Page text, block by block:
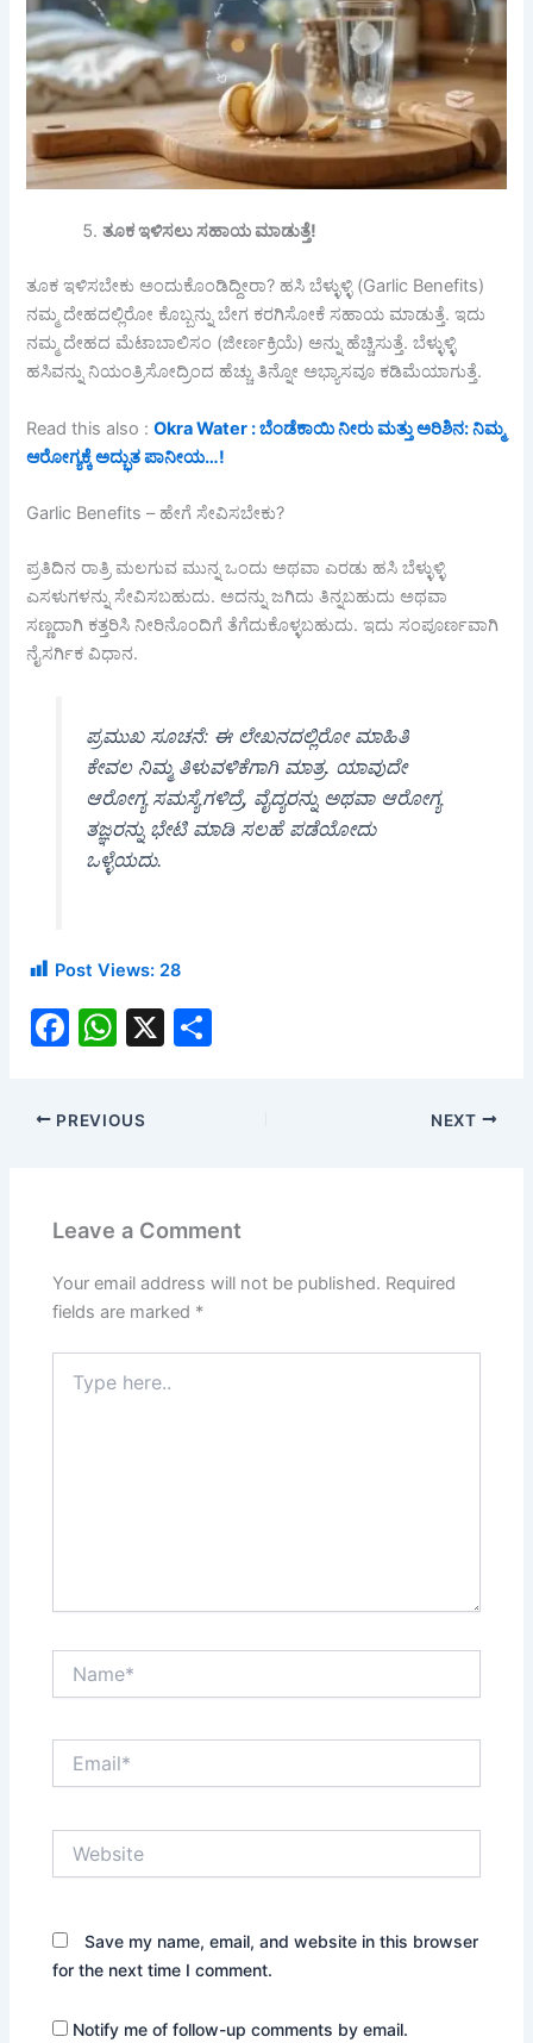
ತೂಕ ಇಳಿಸಲು ಸಹಾಯ ಮಾಡುತ್ತೆ!
ತೂಕ ಇಳಿಸಬೇಕು ಅಂದುಕೊಂಡಿದ್ದೀರಾ? ಹಸಿ ಬೆಳ್ಳುಳ್ಳಿ (Garlic Benefits)
ನಮ್ಮ ದೇಹದಲ್ಲಿರೋ ಕೊಬ್ಬನ್ನು ಬೇಗ ಕರಗಿಸೋಕೆ ಸಹಾಯ ಮಾಡುತ್ತೆ. ಇದು
ನಮ್ಮ ದೇಹದ ಮೆಟಾಬಾಲಿಸಂ (ಜೀರ್ಣಕ್ರಿಯೆ) ಅನ್ನು ಹೆಚ್ಚಿಸುತ್ತೆ. ಬೆಳ್ಳುಳ್ಳಿ
ಹಸಿವನ್ನು ನಿಯಂತ್ರಿಸೋದ್ರಿಂದ ಹೆಚ್ಚು ತಿನ್ನೋ ಅಭ್ಯಾಸವೂ ಕಡಿಮೆಯಾಗುತ್ತೆ.
Read this also :Okra Water : ಬೆಂಡೆಕಾಯಿ ನೀರು ಮತ್ತು ಅರಿಶಿನ: ನಿಮ್ಮ
ಆರೋಗ್ಯಕ್ಕೆ ಅದ್ಭುತ ಪಾನೀಯ…!
Garlic Benefits – ಹೇಗೆ ಸೇವಿಸಬೇಕು?
ಪ್ರತಿದಿನ ರಾತ್ರಿ ಮಲಗುವ ಮುನ್ನ ಒಂದು ಅಥವಾ ಎರಡು ಹಸಿ ಬೆಳ್ಳುಳ್ಳಿ
ಎಸಳುಗಳನ್ನು ಸೇವಿಸಬಹುದು. ಅದನ್ನು ಜಗಿದು ತಿನ್ನಬಹುದು ಅಥವಾ
ಸಣ್ಣದಾಗಿ ಕತ್ತರಿಸಿ ನೀರಿನೊಂದಿಗೆ ತೆಗೆದುಕೊಳ್ಳಬಹುದು. ಇದು ಸಂಪೂರ್ಣವಾಗಿ
ನೈಸರ್ಗಿಕ ವಿಧಾನ.
ಪ್ರಮುಖ ಸೂಚನೆ: ಈ ಲೇಖನದಲ್ಲಿರೋ ಮಾಹಿತಿ
ಕೇವಲ ನಿಮ್ಮ ತಿಳುವಳಿಕೆಗಾಗಿ ಮಾತ್ರ. ಯಾವುದೇ
ಆರೋಗ್ಯ ಸಮಸ್ಯೆಗಳಿದ್ರೆ, ವೈದ್ಯರನ್ನು ಅಥವಾ ಆರೋಗ್ಯ
ತಜ್ಞರನ್ನು ಭೇಟಿ ಮಾಡಿ ಸಲಹೆ ಪಡೆಯೋದು
ಒಳ್ಳೆಯದು.
Post Views: 28
F
c
e
o
k
W
at
s
p
X
PREVIOUS NEXT
Leave a Comment
Your email address will not be published. Required
fields are marked *
here..
Save my name, email, and website in this browser
for the next time I comment.
Notify me of follow-up comments by email.